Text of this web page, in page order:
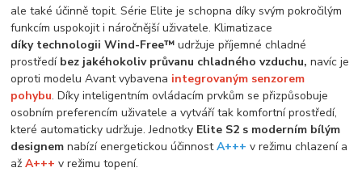
ale také účinně topit. Série Elite je schopna díky svým pokročilým
funkcím uspokojit i náročnější uživatele. Klimatizace
díky technologii Wind-Free™udržuje příjemné chladné
prostředí bez jakéhokoliv průvanu chladného vzduchu,navíc je
oproti modelu Avant vybavena integrovaným senzorem
pohybu. Díky inteligentním ovládacím prvkům se přizpůsobuje
osobním preferencím uživatele a vytváří tak komfortní prostředí,
které automaticky udržuje. Jednotky Elite S2 s moderním bílým
designem nabízí energetickou účinnostA+++ v režimu chlazení a
ažA+++ v režimu topení.